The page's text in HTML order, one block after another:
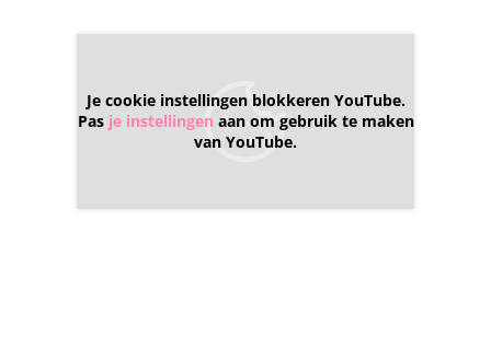
Je cookie instellingen blokkeren YouTube.
Pas je instellingen aan om gebruik te maken
van YouTube.